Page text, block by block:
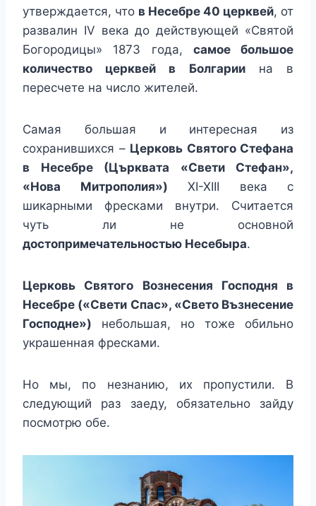
утверждается, что в Несебре 40 церквей, от
развалин IV века до действующей «Святой
Богородицы» 1873 года, самое большое
количество церквей в Болгариина в
пересчете на число жителей.
Самая большая и интересная из
сохранившихся – Церковь Святого Стефана
в Несебре (Църквата «Свети Стефан»,
«Нова Митрополия») XI-XIII века с
шикарными фресками внутри. Считается
чуть ли не основной
достопримечательностью Несебыра.
Церковь Святого Вознесения Господня в
Несебре («Свети Спас», «Свето Възнесение
Господне») небольшая, но тоже обильно
украшенная фресками.
Но мы, по незнанию, их пропустили. В
следующий раз заеду, обязательно зайду
посмотрю обе.